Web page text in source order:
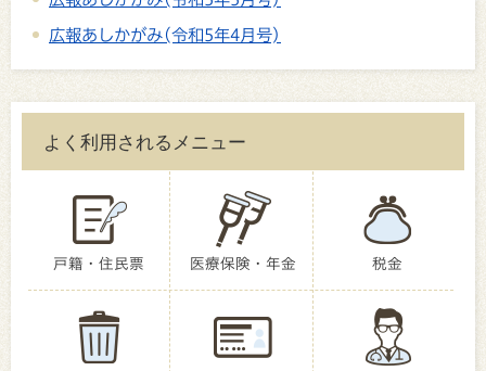
広報あしかがみ(令和5年4月号)
よく利用されるメニュー
戸籍・住民票 医療保険・年金 税金